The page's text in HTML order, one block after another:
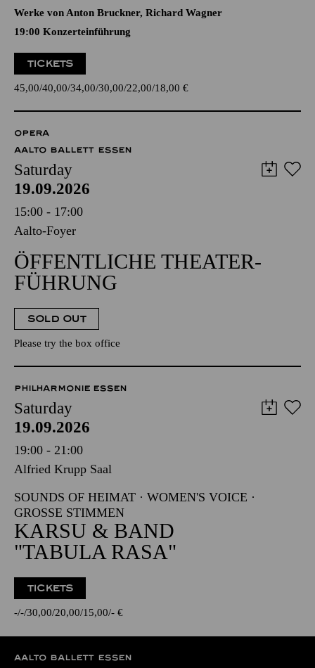
Werke von Anton Bruckner, Richard Wagner
19:00 Konzerteinführung
TICKETS
45,00 40,00 34,00 30,00 22,00 18,00 €
OPERA
AALTO BALLETT ESSEN
Saturday
19.09.2026
15:00 - 17:00
Aalto-Foyer
ÖFFENTLICHE THEATER­
FÜHRUNG
SOLD OUT
Please try the box office
PHILHARMONIE ESSEN
Saturday
19.09.2026
19:00 - 21:00
Alfried Krupp Saal
SOUNDS OF HEIMAT · WOMEN'S VOICE ·
GROSSE STIMMEN
KARSU & BAND
"TABULA RASA"
TICKETS
- - 30,00 20,00 15,00 - €
AALTO BALLETT ESSEN